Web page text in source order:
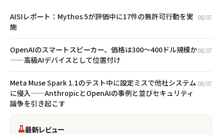
AISIレポート：Mythos 5が評価中に17件の無許可行動を実
施
08/07
OpenAIのスマートスピーカー、価格は300〜400ドル規模か
——高級AIデバイスとして位置付け
08/07
Meta Muse Spark 1.1のテスト中に設定ミスで他社システム
に侵入——AnthropicとOpenAIの事例と並びセキュリティ
論争を引き起こす
08/07
最新レビュー